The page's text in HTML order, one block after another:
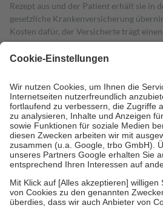
Rezept aus und der Patient erhält sie in
gesetzliche Krankenversicherung
Kosten dafür, der Versicherte trägt
mit.
Grundsätzlich leisten Mitglieder
höchstens zehn Euro.
Es sind jedoch nie
Kosten der Leistung zu entrichten.
Diese Regeln gelten grundsätzlich auch
Bei Heilmitteln und häuslicher
Zuzahlung zehn Prozent der Kosten
Verordnung.
Um das Engagement der Versicherten
stärken und die besondere Stellung der
fallenkeine Zuzahlungenan bei:
• Kindern und Jugendlichen bis zum